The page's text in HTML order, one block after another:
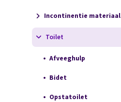
Incontinentie materiaal
Toilet
Afveeghulp
Bidet
Opstatoilet